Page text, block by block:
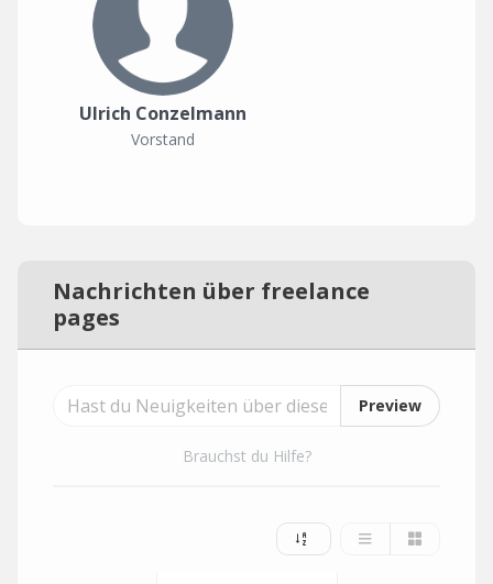
Ulrich Conzelmann
Vorstand
Nachrichten über freelance
pages
Preview
Brauchst du Hilfe?